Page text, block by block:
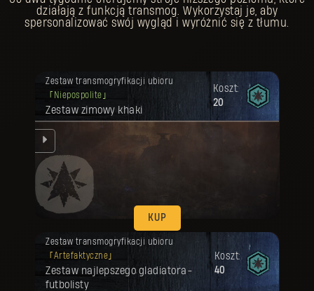
działają z funkcją transmog. Wykorzystaj je, aby
spersonalizować swój wygląd i wyróżnić się z tłumu.
Zestaw transmogryfikacji ubioru
Niepospolite
Zestaw zimowy khaki
Koszt:
20
KUP
Twoja nagroda została odblokowana.
Zestaw transmogryfikacji ubioru
Artefaktyczne
Zestaw najlepszego gladiatora-
futbolisty
Koszt:
40
Twoja nagroda została odblokowana.